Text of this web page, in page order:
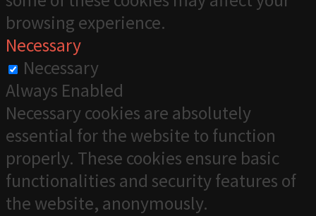
browsing experience.
Necessary
Necessary
Always Enabled
Necessary cookies are absolutely
essential for the website to function
properly. These cookies ensure basic
functionalities and security features of
the website, anonymously.